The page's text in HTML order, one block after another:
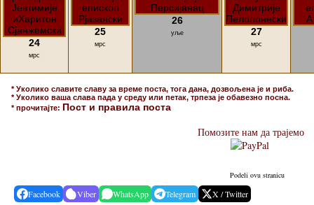
24
мрс
25
мрс
26
уље 27
мрс
* Уколико славите славу за време поста, тога дана, дозвољена је и риба.
* Уколико ваша слава пада у среду или петак, трпеза је обавезно посна.
* прочитајте: Пост и правила поста
Помозите нам да трајемо
Podeli ovu stranicu
Facebook Viber WhatsApp Telegram X / Twitter